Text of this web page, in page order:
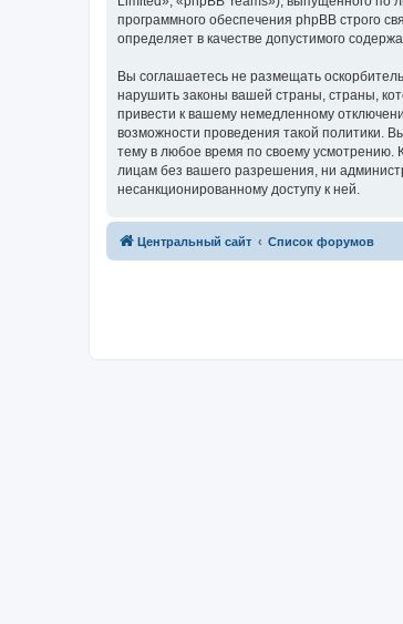
программного обеспечения phpBB строго
определяет в качестве допустимого
Вы соглашаетесь не размещать
нарушить законы вашей страны, страны,
привести к вашему немедленному
возможности проведения такой политики.
тему в любое время по своему усмотрению.
лицам без вашего разрешения, ни
несанкционированному доступу к ней.
Центральный сайт Список форумов